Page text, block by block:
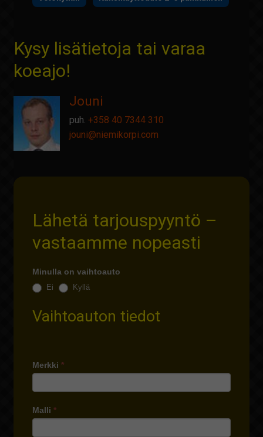
Kysy lisätietoja tai varaa
koeajo!
Jouni
puh. +358 40 7344 310
jouni@niemikorpi.com
Lähetä tarjouspyyntö –
vastaamme nopeasti
Minulla on vaihtoauto
Ei Kyllä
Vaihtoauton tiedot
Merkki *
Malli *